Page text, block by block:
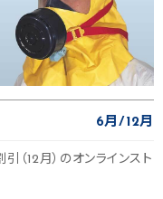
6月 12月
（12月）のオンラインスト